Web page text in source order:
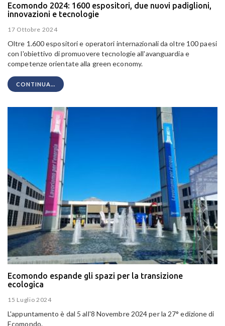
Ecomondo 2024: 1600 espositori, due nuovi padiglioni,
innovazioni e tecnologie
17 Ottobre 2024
Oltre 1.600 espositori e operatori internazionali da oltre 100 paesi
con l'obiettivo di promuovere tecnologie all'avanguardia e
competenze orientate alla green economy.
CONTINUA...
Ecomondo espande gli spazi per la transizione
ecologica
15 Luglio 2024
L'appuntamento è dal 5 all'8 Novembre 2024 per la 27° edizione di
Ecomondo.